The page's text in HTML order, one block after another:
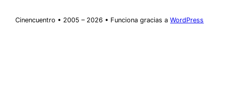
Cinencuentro • 2005 – 2026 • Funciona gracias aWordPress